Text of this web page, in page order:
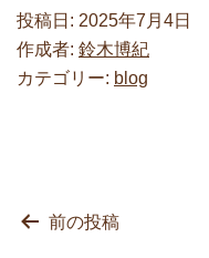
投稿日: 2025年7月4日
作成者: 鈴木博紀
カテゴリー: blog
投 前の投稿